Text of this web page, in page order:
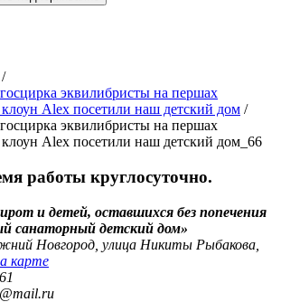
/
эквилибристы на першах
Alex посетили наш детский дом /
эквилибристы на першах
Alex посетили наш детский дом_66
работы круглосуточно.
и детей, оставшихся без попечения
санаторный детский дом»
Новгород, улица Никиты Рыбакова,
карте